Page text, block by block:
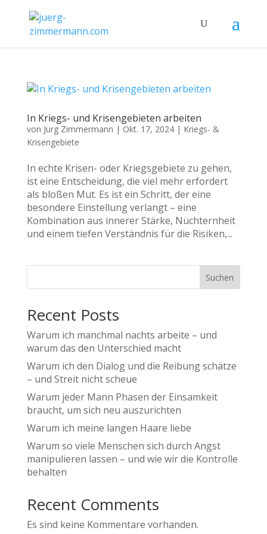
In Kriegs- und Krisengebieten arbeiten
von Jürg Zimmermann | Okt. 17, 2024| Kriegs- &
Krisengebiete
In echte Krisen- oder Kriegsgebiete zu gehen,
ist eine Entscheidung, die viel mehr erfordert
als bloßen Mut. Es ist ein Schritt, der eine
besondere Einstellung verlangt – eine
Kombination aus innerer Stärke, Nüchternheit
und einem tiefen Verständnis für die Risiken,...
Suchen
Recent Posts
Warum ich manchmal nachts arbeite – und
warum das den Unterschied macht
Warum ich den Dialog und die Reibung schätze
– und Streit nicht scheue
Warum jeder Mann Phasen der Einsamkeit
braucht, um sich neu auszurichten
Warum ich meine langen Haare liebe
Warum so viele Menschen sich durch Angst
manipulieren lassen – und wie wir die Kontrolle
behalten
Recent Comments
Es sind keine Kommentare vorhanden.